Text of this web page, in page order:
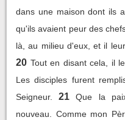
dans une maison dont ils
qu'ils avaient peur des
là, au milieu d'eux, et il
20 Tout en disant cela, il
Les disciples furent
Seigneur.
21
Que la
nouveau. Comme mon